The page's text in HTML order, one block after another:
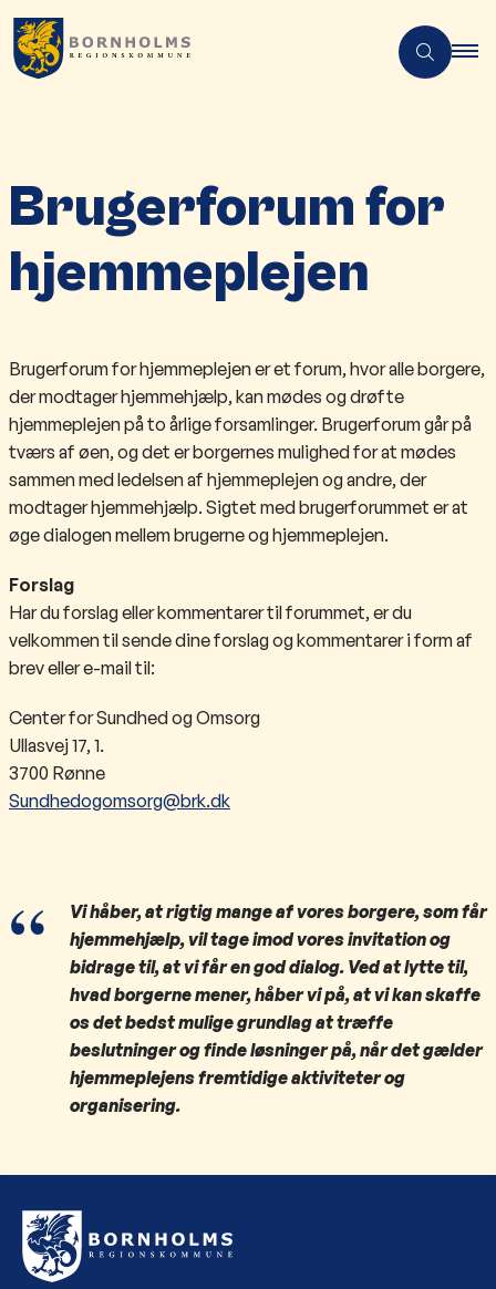
Brugerforum for
hjemmeplejen
​​​​​​​​​​​​​​​​​​Brugerforum for hjemmeplejen er et forum, hvor alle borgere,
der modtager hjemmehjælp, kan mødes og drøfte
hjemmeplejen på to årlige forsamlinger. Brugerforum går på
tværs af øen, og det er borgernes mulighed for at mødes
sammen med ledelsen af hjemmeplejen og andre, der
modtager hjemmehjælp. Sigtet med brugerforummet er at
øge dialogen mellem brugerne og hjemmeplejen.​
Forslag
Har du forslag eller kommentarer til forummet, er du
velkommen til sende dine forslag og kommentarer i form af
brev eller e-mail til:
Center for Sundhed og Omsorg
Ullasvej 17, 1.
3700 Rønne
Sundhedogomsorg@brk.dk​
Vi håber, at rigtig mange af vores borgere, som får
hjemmehjælp, vil tage imod vores invitation og
bidrage til, at vi får en god dialog. Ved at lytte til,
hvad borgerne mener, håber vi på, at vi kan skaffe
os det bedst mulige grundlag at træffe
beslutninger og finde løsninger på, når det gælder
hjemmeplejens fremtidige aktiviteter og
organisering.